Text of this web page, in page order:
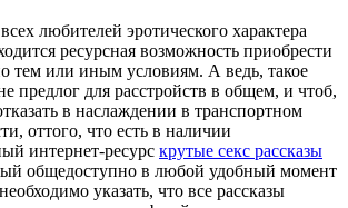
любителей эротического характера
ресурсная возможность приобрести
тем или иным условиям. А ведь, такое
предлог для расстройств в общем, и чтоб,
в наслаждении в транспортном
оттого, что есть в наличии
интернет-ресурс крутые секс рассказы
общедоступно в любой удобный момент
указать, что все рассказы